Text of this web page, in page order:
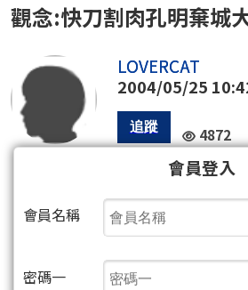
觀念:快刀割肉孔明棄城
LOVERCAT
2004/05/25
4872
0
99
會員登入
會員名稱
密碼一